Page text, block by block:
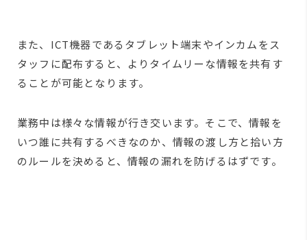
また、ICT機器であるタブレット端末やインカムをス
タッフに配布すると、よりタイムリーな情報を共有す
ることが可能となります。
業務中は様々な情報が行き交います。そこで、情報を
いつ誰に共有するべきなのか、情報の渡し方と拾い方
のルールを決めると、情報の漏れを防げるはずです。